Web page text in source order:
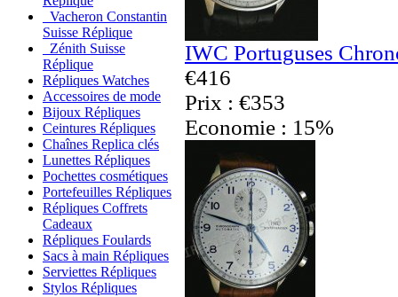
Vacheron Constantin
Suisse Réplique
Zénith Suisse
Réplique
Répliques Watches
Accessoires de mode
Bijoux Répliques
Ceintures Répliques
Chaînes Replica clés
Lunettes Répliques
Pochettes cosmétiques
Portefeuilles Répliques
Répliques Coffrets
Cadeaux
Répliques Foulards
Sacs à main Répliques
Serviettes Répliques
Stylos Répliques
IWC Portuguses
€416
Prix : €353
Economie : 15%